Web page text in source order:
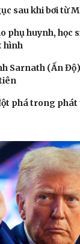
sau khi bơi từ
phụ huynh, học
hình
Sarnath (Ấn
phá trong